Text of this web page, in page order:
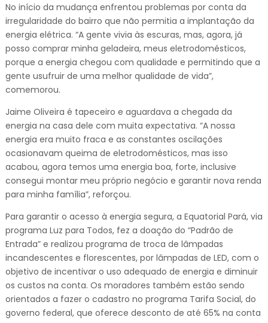
No início da mudança enfrentou problemas por conta da
irregularidade do bairro que não permitia a implantação da
energia elétrica. “A gente vivia às escuras, mas, agora, já
posso comprar minha geladeira, meus eletrodomésticos,
porque a energia chegou com qualidade e permitindo que a
gente usufruir de uma melhor qualidade de vida”,
comemorou.
Jaime Oliveira é tapeceiro e aguardava a chegada da
energia na casa dele com muita expectativa. “A nossa
energia era muito fraca e as constantes oscilações
ocasionavam queima de eletrodomésticos, mas isso
acabou, agora temos uma energia boa, forte, inclusive
consegui montar meu próprio negócio e garantir nova renda
para minha família”, reforçou.
Para garantir o acesso à energia segura, a Equatorial Pará, via
programa Luz para Todos, fez a doação do “Padrão de
Entrada” e realizou programa de troca de lâmpadas
incandescentes e florescentes, por lâmpadas de LED, com o
objetivo de incentivar o uso adequado de energia e diminuir
os custos na conta. Os moradores também estão sendo
orientados a fazer o cadastro no programa Tarifa Social, do
governo federal, que oferece desconto de até 65% na conta